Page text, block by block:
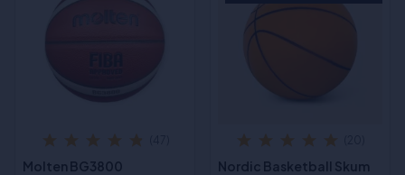
Molten BG3800
Nordic Basketball Skum